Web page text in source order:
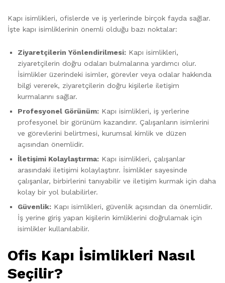
Kapı isimlikleri, ofislerde ve iş yerlerinde birçok fayda sağlar.
İşte kapı isimliklerinin önemli olduğu bazı noktalar:
Ziyaretçilerin Yönlendirilmesi: Kapı isimlikleri,
ziyaretçilerin doğru odaları bulmalarına yardımcı olur.
İsimlikler üzerindeki isimler, görevler veya odalar hakkında
bilgi vererek, ziyaretçilerin doğru kişilerle iletişim
kurmalarını sağlar.
Profesyonel Görünüm: Kapı isimlikleri, iş yerlerine
profesyonel bir görünüm kazandırır. Çalışanların isimlerini
ve görevlerini belirtmesi, kurumsal kimlik ve düzen
açısından önemlidir.
İletişimi Kolaylaştırma: Kapı isimlikleri, çalışanlar
arasındaki iletişimi kolaylaştırır. İsimlikler sayesinde
çalışanlar, birbirlerini tanıyabilir ve iletişim kurmak için daha
kolay bir yol bulabilirler.
Güvenlik: Kapı isimlikleri, güvenlik açısından da önemlidir.
İş yerine giriş yapan kişilerin kimliklerini doğrulamak için
isimlikler kullanılabilir.
Ofis Kapı İsimlikleri Nasıl
Seçilir?